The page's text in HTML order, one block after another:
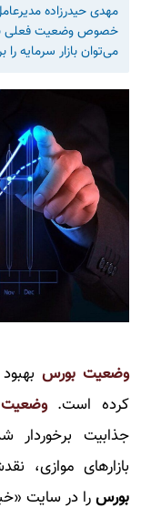
مهدی حیدرزاده
خصوص وضعیت فعلی
می‌توان بازار سرمایه
وضعیت بورس
کرده است.
جذابیت
بازارهای موازی،
بورسرا در سایت